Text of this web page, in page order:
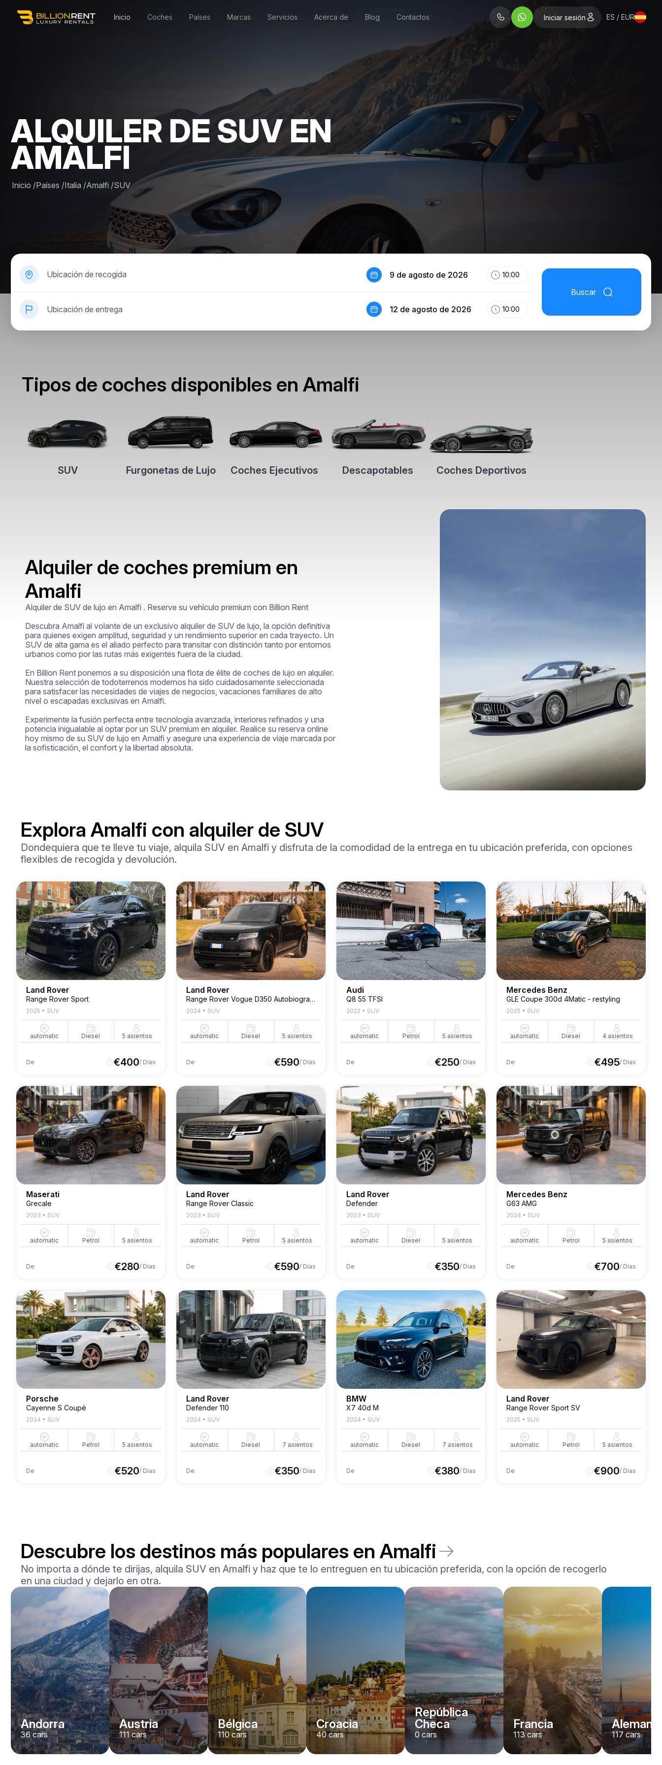
Inicio Coches Países Marcas Servicios Acerca de Blog Contactos Iniciar sesión ES / EUR
ALQUILER DE SUV EN
AMALFI
Inicio /Países /Italia /Amalfi /SUV
Ubicación de recogida
Ubicación de entrega
9 de agosto de 2026 10:00
12 de agosto de 2026 10:00
Buscar
Tipos de coches disponibles en Amalfi
SUV Furgonetas de Lujo Coches Ejecutivos Descapotables Coches Deportivos
Alquiler de coches premium en
Amalfi
Alquiler de SUV de lujo en Amalfi . Reserve su vehículo premium con Billion Rent
Descubra Amalfi al volante de un exclusivo alquiler de SUV de lujo, la opción definitiva
para quienes exigen amplitud, seguridad y un rendimiento superior en cada trayecto. Un
SUV de alta gama es el aliado perfecto para transitar con distinción tanto por entornos
urbanos como por las rutas más exigentes fuera de la ciudad.
En Billion Rent ponemos a su disposición una flota de élite de coches de lujo en alquiler.
Nuestra selección de todoterrenos modernos ha sido cuidadosamente seleccionada
para satisfacer las necesidades de viajes de negocios, vacaciones familiares de alto
nivel o escapadas exclusivas en Amalfi.
Experimente la fusión perfecta entre tecnología avanzada, interiores refinados y una
potencia inigualable al optar por un SUV premium en alquiler. Realice su reserva online
hoy mismo de su SUV de lujo en Amalfi y asegure una experiencia de viaje marcada por
la sofisticación, el confort y la libertad absoluta.
Explora Amalfi con alquiler de SUV
Dondequiera que te lleve tu viaje, alquila SUV en Amalfi y disfruta de la comodidad de la entrega en tu ubicación preferida, con opciones
flexibles de recogida y devolución.
Land Rover
Range Rover Sport
2025 • SUV
automatic Diesel 5 asientos
De €400/ Días
Land Rover
Range Rover Vogue D350 Autobiography
2024 • SUV
automatic Diesel 5 asientos
De €590/ Días
Audi
Q8 55 TFSI
2022 • SUV
automatic Petrol 5 asientos
De €250/ Días
Mercedes Benz
GLE Coupe 300d 4Matic - restyling
2025 • SUV
automatic Diesel 4 asientos
De €495/ Días
Maserati
Grecale
2023 • SUV
automatic Petrol 5 asientos
De €280/ Días
Land Rover
Range Rover Classic
2023 • SUV
automatic Petrol 5 asientos
De €590/ Días
Land Rover
Defender
2023 • SUV
automatic Diesel 5 asientos
De €350/ Días
Mercedes Benz
G63 AMG
2024 • SUV
automatic Petrol 5 asientos
De €700/ Días
Porsche
Cayenne S Coupè
2024 • SUV
automatic Petrol 5 asientos
De €520/ Días
Land Rover
Defender 110
2024 • SUV
automatic Diesel 7 asientos
De €350/ Días
BMW
X7 40d M
2024 • SUV
automatic Diesel 7 asientos
De €380/ Días
Land Rover
Range Rover Sport SV
2025 • SUV
automatic Petrol 5 asientos
De €900/ Días
Descubre los destinos más populares en Amalfi
No importa a dónde te dirijas, alquila SUV en Amalfi y haz que te lo entreguen en tu ubicación preferida, con la opción de recogerlo
en una ciudad y dejarlo en otra.
Andorra
36cars
Austria
111 cars
Bélgica
110cars
Croacia
40cars
República
Checa
0 cars
Francia
113cars
Alemania
117 cars